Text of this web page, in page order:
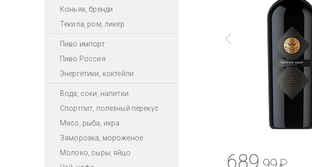
Коньяк, бренди
Текила, ром, ликер
Пиво импорт
Пиво Россия
Энергетики, коктейли
Вода, соки, напитки
Спортпит, полезный перекус
Мясо, рыба, икра
Заморозка, мороженое
Молоко, сыры, яйцо
689 .99₽